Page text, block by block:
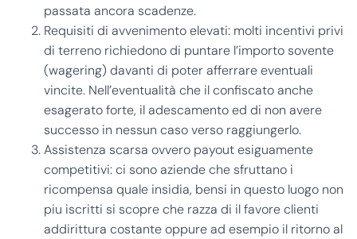
passata ancora scadenze.
Requisiti di avvenimento elevati: molti incentivi privi
di terreno richiedono di puntare l’importo sovente
(wagering) davanti di poter afferrare eventuali
vincite. Nell’eventualità che il confiscato anche
esagerato forte, il adescamento ed di non avere
successo in nessun caso verso raggiungerlo.
Assistenza scarsa ovvero payout esiguamente
competitivi: ci sono aziende che sfruttano i
ricompensa quale insidia, bensi in questo luogo non
piu iscritti si scopre che razza di il favore clienti
addirittura costante oppure ad esempio il ritorno al